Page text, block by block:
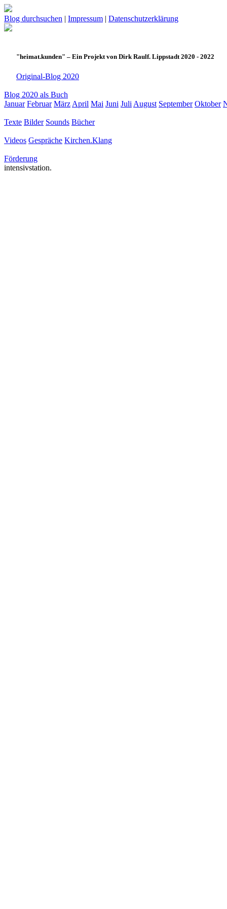
Blog durchsuchen | Impressum | Datenschutzerklärung
"heimat.kunden" – Ein Projekt von Dirk Raulf. Lippstadt 2020 - 2022
Original-Blog 2020
Blog 2020 als Buch
Januar Februar März April Mai Juni Juli August September Oktober
Texte Bilder Sounds Bücher
Videos Gespräche Kirchen.Klang
Förderung
intensivstation.